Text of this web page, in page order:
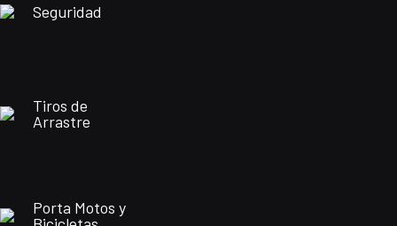
Seguridad
Tiros de
Arrastre
Porta Motos y